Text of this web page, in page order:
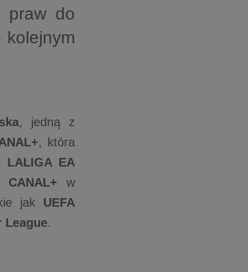
praw do
kolejnym
, jedną z
, która
LALIGA EA
w
jak UEFA
League.